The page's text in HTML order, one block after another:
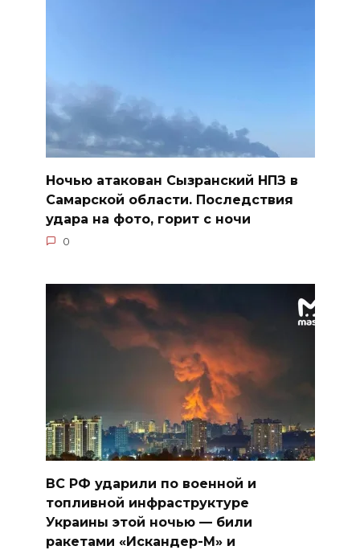
Ночью атакован Сызранский НПЗ в
Самарской области. Последствия
удара на фото, горит с ночи
0
ВС РФ ударили по военной и
топливной инфраструктуре
Украины этой ночью — били
ракетами «Искандер-М» и